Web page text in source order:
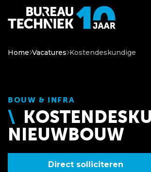
Home Vacatures Kostendeskundige
BOUW & INFRA
NIEUWBOUW
Direct solliciteren